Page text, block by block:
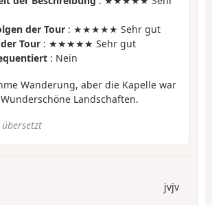
der Tour : ★★★★★ Sehr gut
Tour : ★★★★★ Sehr gut
: Nein
Wanderung, aber die Kapelle war
Landschaften.
jvjv